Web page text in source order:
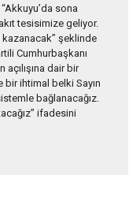
sona
tesisimize geliyor.
şeklinde
Cumhurbaşkanı
dair bir
bir ihtimal belki Sayın
bağlanacağız.
ifadesini